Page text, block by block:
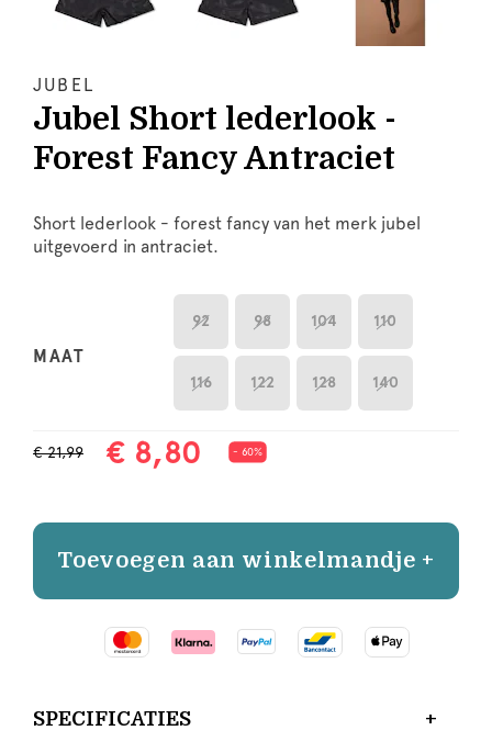
JUBEL
Jubel Short lederlook -
Forest Fancy Antraciet
Short lederlook - forest fancy van het merk jubel
uitgevoerd in antraciet.
MAAT
92 98 104 110
116 122 128 140
€ 21,99 € 8,80 - 60%
Toevoegen aan winkelmandje +
SPECIFICATIES